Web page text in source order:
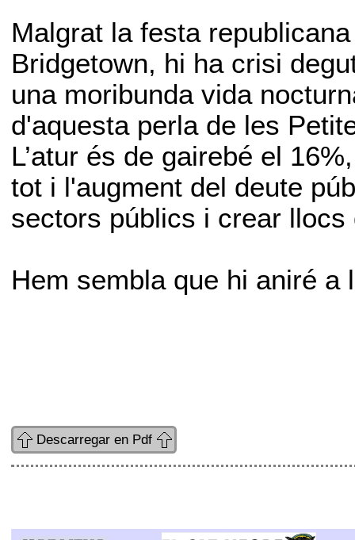
Malgrat la festa
Bridgetown, hi ha crisi
una moribunda vida
d'aquesta perla de les
L’atur és de gairebé el
tot i l'augment del deute
sectors públics i crear llocs
Hem sembla que hi aniré a
Descarregar en Pdf